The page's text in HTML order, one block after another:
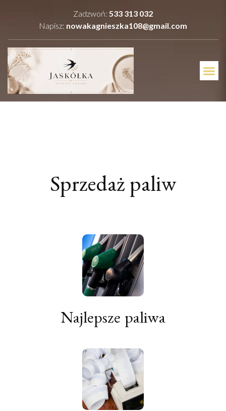
Zadzwoń: 533 313 032
Napisz: nowakagnieszka108@gmail.com
Sprzedaż paliw
Najlepsze paliwa